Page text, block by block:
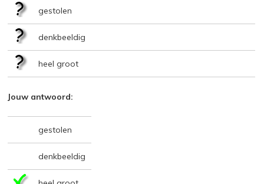
gestolen
denkbeeldig
heel groot
Jouw antwoord:
gestolen
denkbeeldig